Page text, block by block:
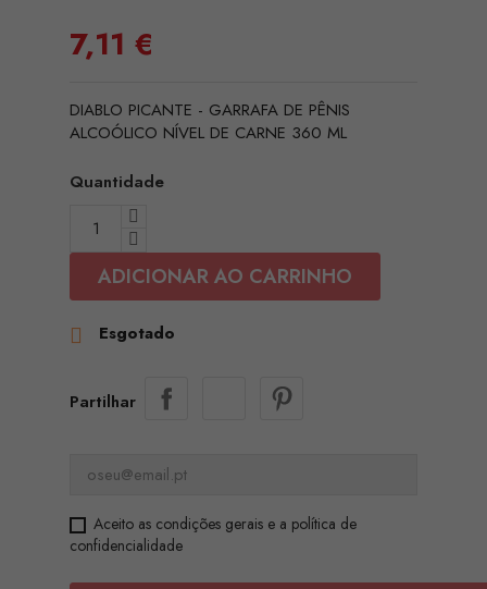
7,11 €
DIABLO PICANTE - GARRAFA DE PÊNIS
ALCOÓLICO NÍVEL DE CARNE 360 ML
Quantidade
ADICIONAR AO CARRINHO
 Esgotado
Partilhar
Aceito as condições gerais e a política de
confidencialidade